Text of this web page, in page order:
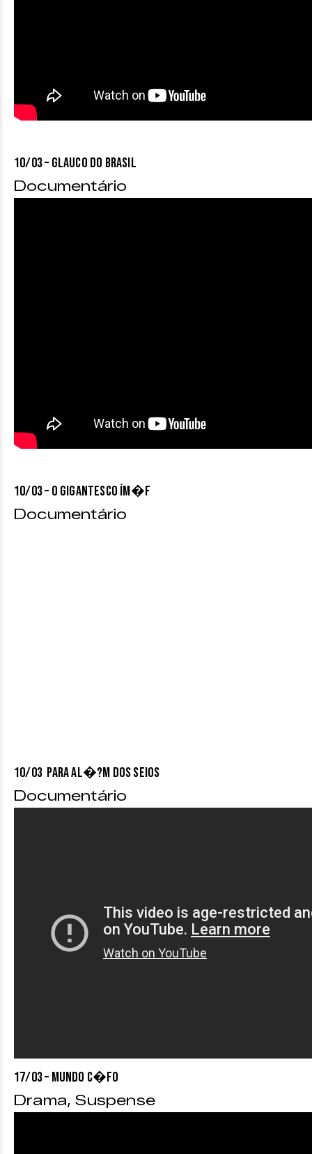
10/03 – GLAUCO DO BRASIL
Documentário
10/03 – O GIGANTESCO ÍM�f
Documentário
10/03 PARA AL�?M DOS SEIOS
Documentário
17/03 – MUNDO C�fO
Drama, Suspense